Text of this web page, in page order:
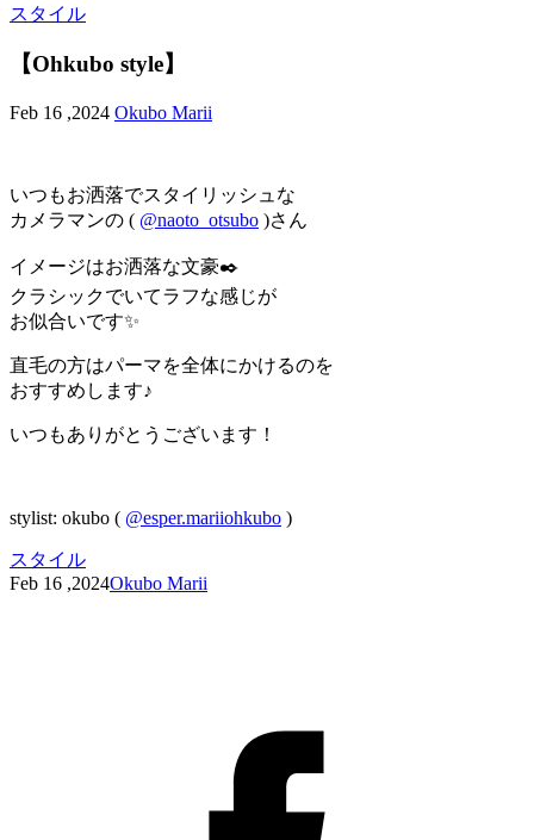
スタイル
【Ohkubo style】
Feb 16 ,2024 Okubo Marii
いつもお洒落でスタイリッシュな
カメラマンの ( @naoto_otsubo )さん
イメージはお洒落な文豪✒️
クラシックでいてラフな感じが
お似合いです✨
直毛の方はパーマを全体にかけるのを
おすすめします♪
いつもありがとうございます！
stylist: okubo ( @esper.mariiohkubo )
スタイル
Feb 16 ,2024Okubo Marii